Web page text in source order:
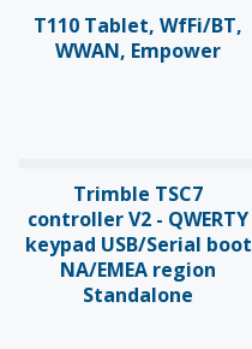
Nieuw!
T110 Tablet, WfFi/BT,
WWAN, Empower
Trimble TSC7
controller V2 - QWERTY
keypad USB/Serial boot
NA/EMEA region
Standalone